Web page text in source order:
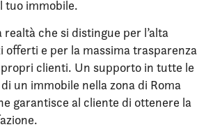
tuo immobile.
che si distingue per l’alta
offerti e per la massima trasparenza
clienti. Un supporto in tutte le
un immobile nella zona di Roma
garantisce al cliente di ottenere la